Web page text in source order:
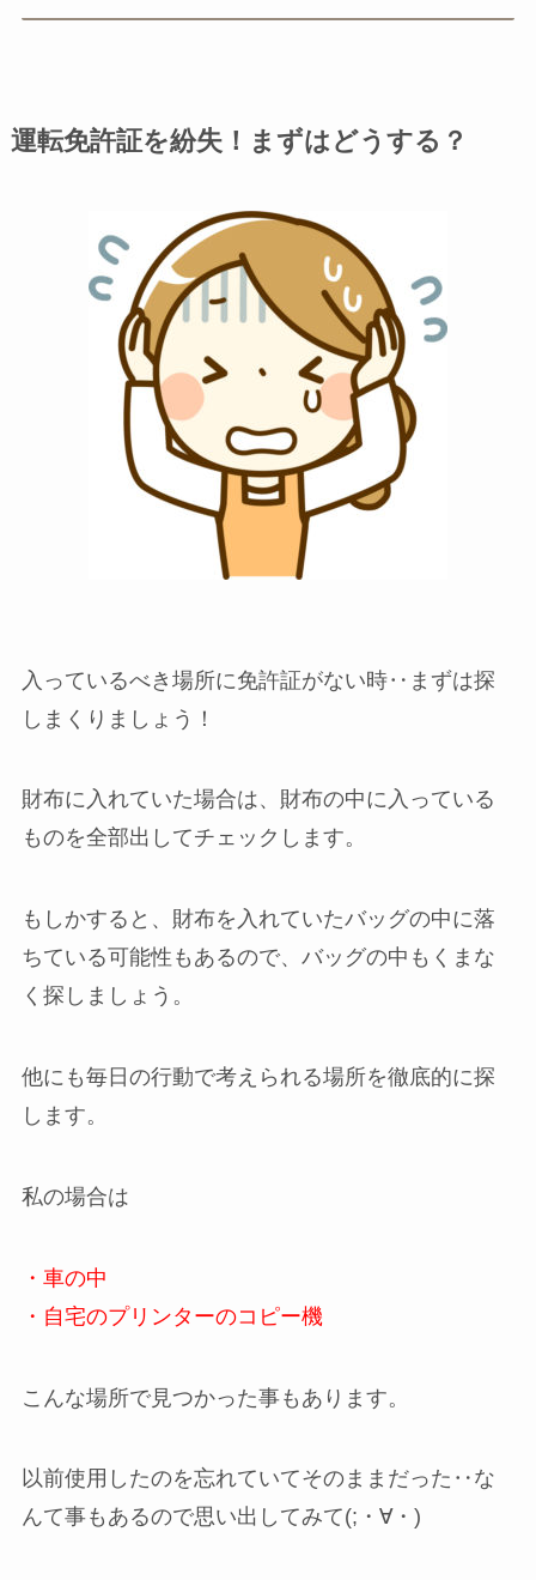
運転免許証を紛失！まずはどうする？
入っているべき場所に免許証がない時‥まずは探
しまくりましょう！
財布に入れていた場合は、財布の中に入っている
ものを全部出してチェックします。
もしかすると、財布を入れていたバッグの中に落
ちている可能性もあるので、バッグの中もくまな
く探しましょう。
他にも毎日の行動で考えられる場所を徹底的に探
します。
私の場合は
・車の中
・自宅のプリンターのコピー機
こんな場所で見つかった事もあります。
以前使用したのを忘れていてそのままだった‥な
んて事もあるので思い出してみて(;・∀・)